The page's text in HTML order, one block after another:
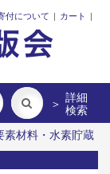
付について | カート |
＞ 詳細
検索
素材料・水素貯蔵
譜
レーザーと
る
外国人介護